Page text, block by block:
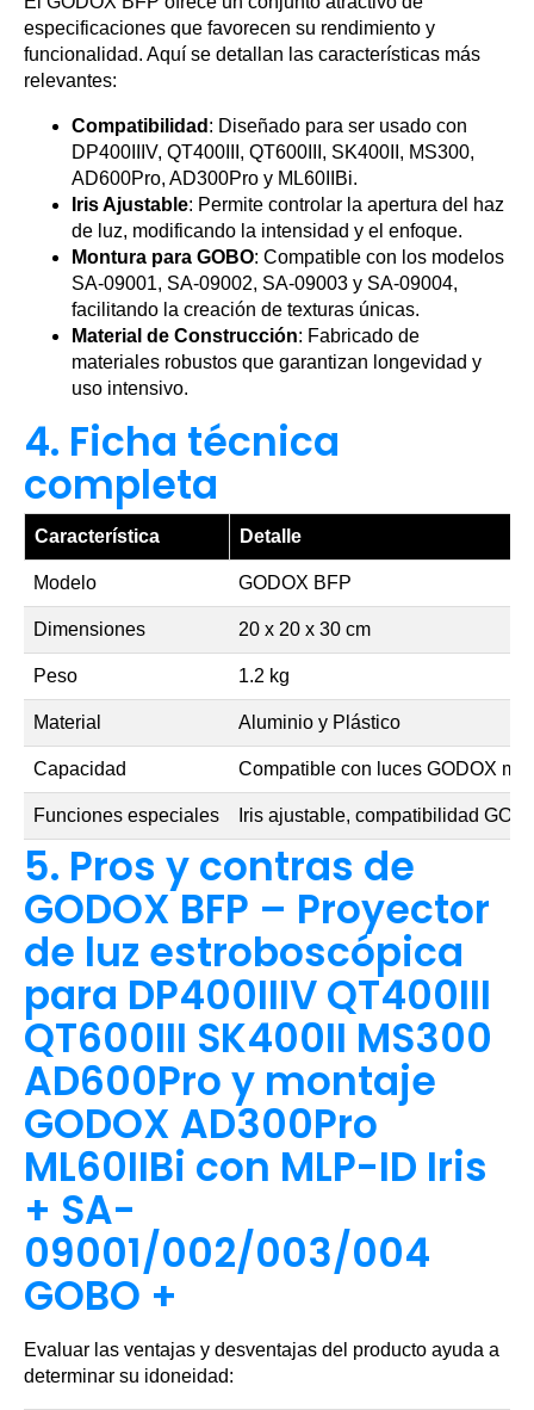
especificaciones que favorecen su rendimiento y
funcionalidad. Aquí se detallan las características más
relevantes:
Compatibilidad : Diseñado para ser usado con
DP400IIIV, QT400III, QT600III, SK400II, MS300,
AD600Pro, AD300Pro y ML60IIBi.
Iris Ajustable: Permite controlar la apertura del haz
de luz, modificando la intensidad y el enfoque.
Montura para GOBO: Compatible con los modelos
SA-09001, SA-09002, SA-09003 y SA-09004,
facilitando la creación de texturas únicas.
Material de Construcción: Fabricado de
materiales robustos que garantizan longevidad y
uso intensivo.
4. Ficha técnica
completa
Característica Detalle
Modelo GODOX BFP
Dimensiones 20 x 20 x 30 cm
Peso 1.2 kg
Material Aluminio y Plástico
Capacidad Compatible con luces GODOX
Funciones especiales Iris ajustable, compatibilidad
5. Pros y contras de
GODOX BFP – Proyector
de luz estroboscópica
para DP400IIIV QT400III
QT600III SK400II MS300
AD600Pro y montaje
GODOX AD300Pro
ML60IIBi con MLP-ID Iris
+ SA-
09001/002/003/004
GOBO +
Evaluar las ventajas y desventajas del producto ayuda a
determinar su idoneidad: